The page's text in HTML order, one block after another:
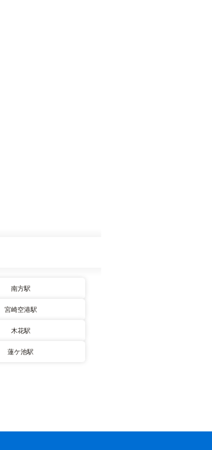
南方駅
宮崎空港駅
木花駅
蓮ケ池駅